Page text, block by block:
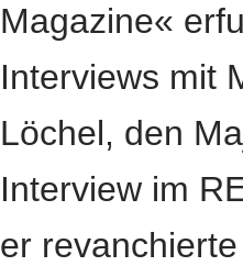
Magazine«
Interviews mit
Löchel, den
Interview im
er